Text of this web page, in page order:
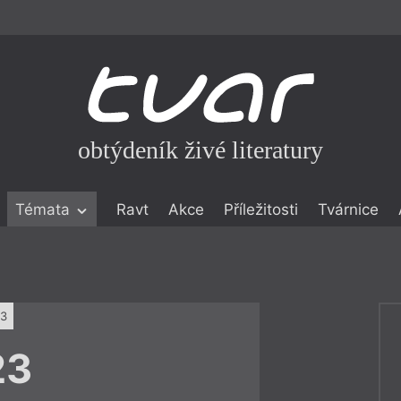
obtýdeník živé literatury
Témata Ravt Akce Příležitosti Tvárnice